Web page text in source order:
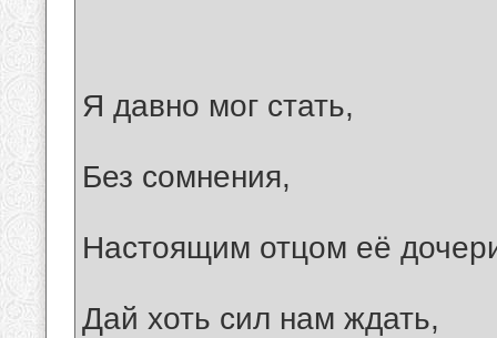
Я давно мог стать,
Без сомнения,
Настоящим отцом её
Дай хоть сил нам ждать,